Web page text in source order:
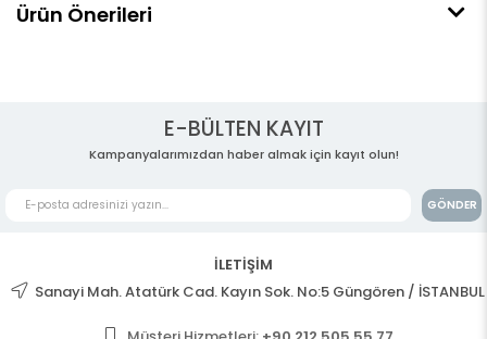
Ürün Önerileri
E-BÜLTEN KAYIT
Kampanyalarımızdan haber almak için kayıt olun!
GÖNDER
İLETİŞİM
Sanayi Mah. Atatürk Cad. Kayın Sok. No:5 Güngören / İSTANBUL